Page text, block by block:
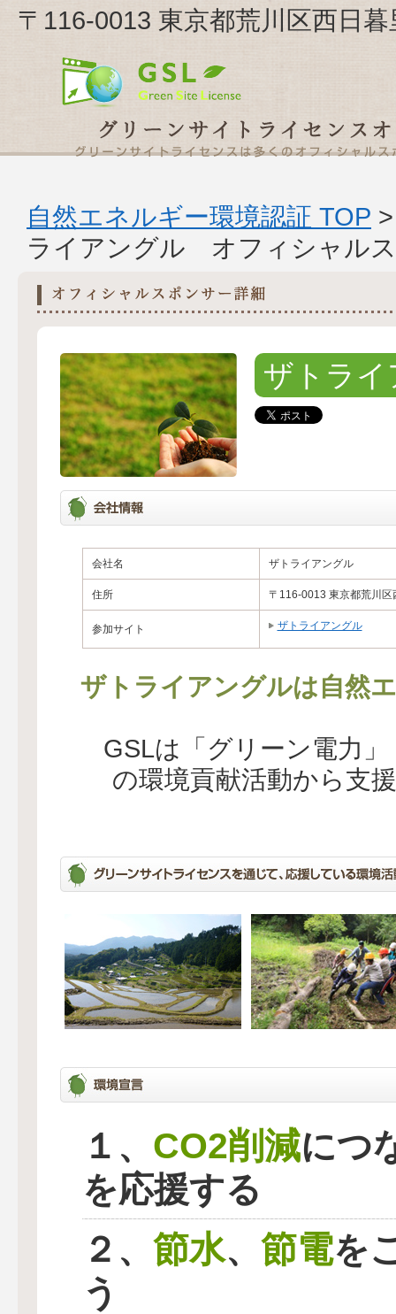
〒116-0013 東京都荒川区西日
自然エネルギー環境認証 TOP
ライアングル オフィシャル
ザトラ
会社名 ザトライアングル
住所 〒116-0013 東京都荒川区
参加サイト ザトライアングル
ザトライアングルは自然
GSLは「グリーン電力
の環境貢献活動から支
１、 CO2削減につ
を応援する
２、 節水、 節電を
う